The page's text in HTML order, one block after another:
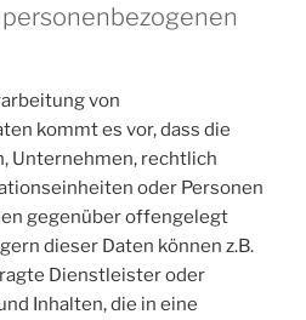
von
kommt es vor, dass die
Unternehmen, rechtlich
oder Personen
gegenüber offengelegt
dieser Daten können z.B.
Dienstleister oder
Inhalten, die in eine